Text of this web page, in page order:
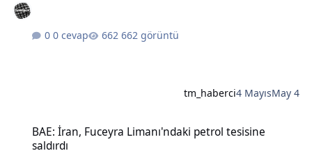
0 cevap 662 görüntü
tm_haberci4 MayısMay 4
BAE: İran, Fuceyra Limanı'ndaki petrol tesisine
saldırdı